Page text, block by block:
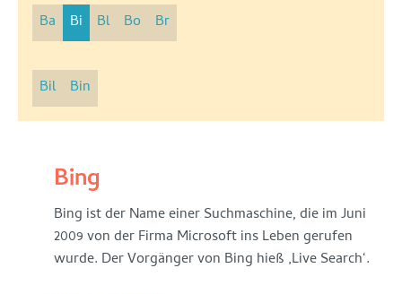
Ba Bi Bl Bo Br
Bil Bin
Bilder-
SEO
Bildoptimierung
Bing
Bing ist der Name einer Suchmaschine, die im Juni
2009 von der Firma Microsoft ins Leben gerufen
wurde. Der Vorgänger von Bing hieß ‚Live Search‘.